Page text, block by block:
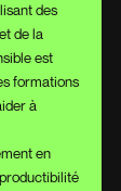
des
de la
est
formations
à
en